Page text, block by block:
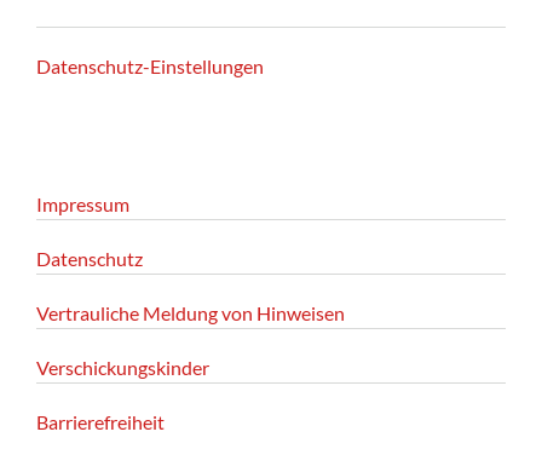
Datenschutz-Einstellungen
Impressum
Datenschutz
Vertrauliche Meldung von Hinweisen
Verschickungskinder
Barrierefreiheit